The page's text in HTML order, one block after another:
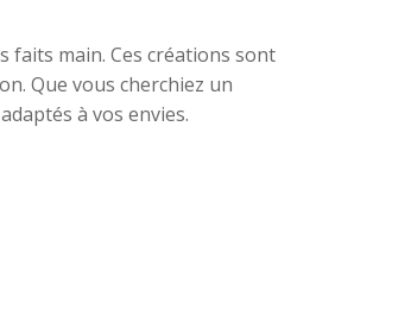
faits main. Ces créations sont
Que vous cherchiez un
à vos envies.